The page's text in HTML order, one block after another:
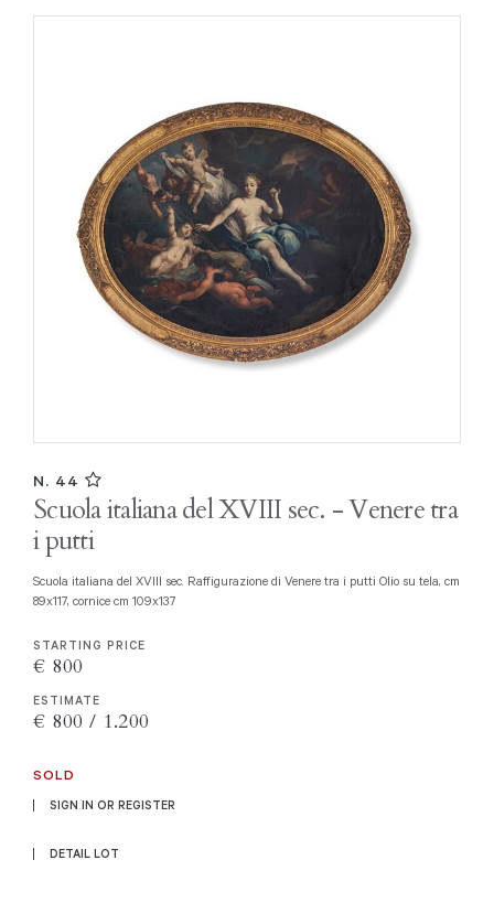
N. 44
Scuola italiana del XVIII sec. - Venere tra
i putti
Scuola italiana del XVIII sec. Raffigurazione di Venere tra i putti Olio su tela, cm
89x117, cornice cm 109x137
STARTING PRICE
€ 800
ESTIMATE
€ 800 / 1.200
SOLD
SIGN IN OR REGISTER
DETAIL LOT